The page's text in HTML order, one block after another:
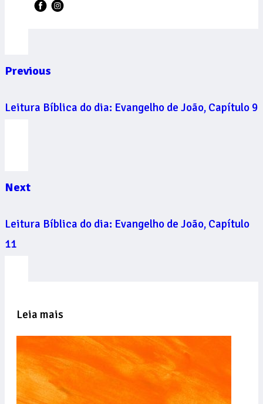
Previous
Leitura Bíblica do dia: Evangelho de João, Capítulo 9
Next
Leitura Bíblica do dia: Evangelho de João, Capítulo
11
Leia mais